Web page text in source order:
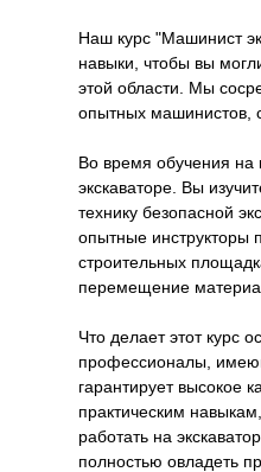
Наш курс "Машинист
навыки, чтобы вы
этой области. Мы
опытных машинистов,
Во время обучения на
экскаваторе. Вы
технику безопасной
опытные инструкторы
строительных
перемещение
Что делает этот курс
профессионалы,
гарантирует высокое
практическим
работать на
полностью овладеть